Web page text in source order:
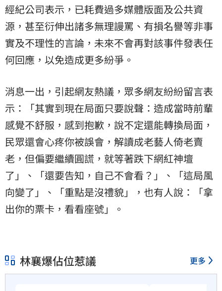
經紀公司表示，已耗費過多媒體版面及公共資
源，甚至衍伸出諸多無理謾罵、有損名譽等非事
實及不理性的言論，未來不會再對該事件發表任
何回應，以免造成更多紛爭。
消息一出，引起網友熱議，眾多網友紛紛留言表
示：「其實到現在局面只要說聲：造成當時前輩
感覺不舒服，感到抱歉，說不定還能轉換局面，
民眾還會心疼你被誤會，解讀成老藝人倚老賣
老，但偏要繼續圓謊，就等著跌下網紅神壇
了」、「還要告知，自己不會看？」、「這局風
向變了」、「重點是沒禮貌」，也有人說：「拿
出你的票卡，看看座號」。
林襄爆佔位惹議 更多